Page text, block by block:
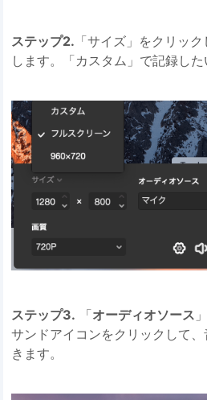
ステップ2. 「サイズ」をクリッ
します。「カスタム」で記録した
ステップ3. 「オーディオソース
サンドアイコンをクリックして
きます。